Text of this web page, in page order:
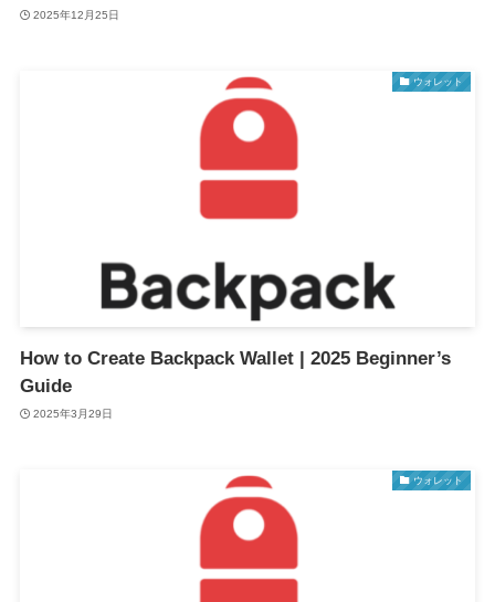
2025年12月25日
ウォレット
How to Create Backpack Wallet | 2025 Beginner’s
Guide
2025年3月29日
ウォレット